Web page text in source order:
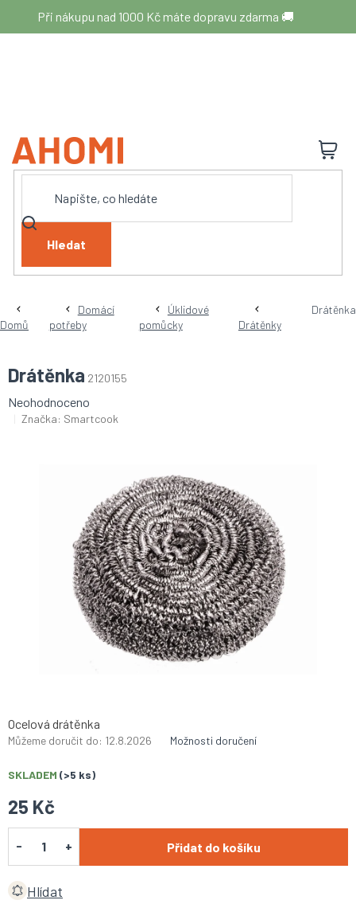
obsah
Při nákupu nad 1000 Kč máte dopravu zdarma 🚚
Hledat
Domů
Domácí
potřeby
Úklidové
pomůcky
Drátěnky
Drátěnka
Drátěnka 2120155
Průměrné
hodnocení
Neohodnoceno
Značka: Smartcook
25 Kč
SKLADEM (>5 ks)
Můžeme doručit do: 12.8.2026 Možnosti doručení
Přidat do košíku
Ocelová drátěnka
Hlídat